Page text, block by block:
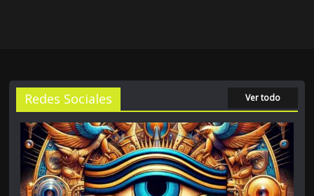
Redes Sociales Ver todo